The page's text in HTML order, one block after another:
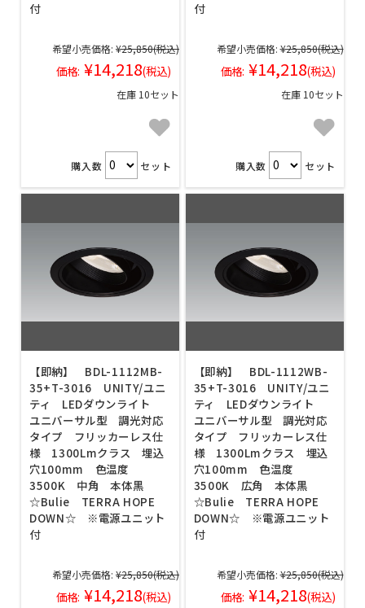
付
希望小売価格: ¥25,850(税込)
価格: ¥14,218(税込)
在庫 10セット
購入数 セット
付
希望小売価格: ¥25,850(税込)
価格: ¥14,218(税込)
在庫 10セット
購入数 セット
【即納】 BDL-1112MB-
35+T-3016 UNITY/ユニ
ティ LEDダウンライト
ユニバーサル型 調光対応
タイプ フリッカーレス仕
様 1300Lmクラス 埋込
穴100mm 色温度
3500K 中角 本体黒
☆Bulie TERRA HOPE
DOWN☆ ※電源ユニット
付
希望小売価格: ¥25,850(税込)
価格: ¥14,218(税込)
【即納】 BDL-1112WB-
35+T-3016 UNITY/ユニ
ティ LEDダウンライト
ユニバーサル型 調光対応
タイプ フリッカーレス仕
様 1300Lmクラス 埋込
穴100mm 色温度
3500K 広角 本体黒
☆Bulie TERRA HOPE
DOWN☆ ※電源ユニット
付
希望小売価格: ¥25,850(税込)
価格: ¥14,218(税込)